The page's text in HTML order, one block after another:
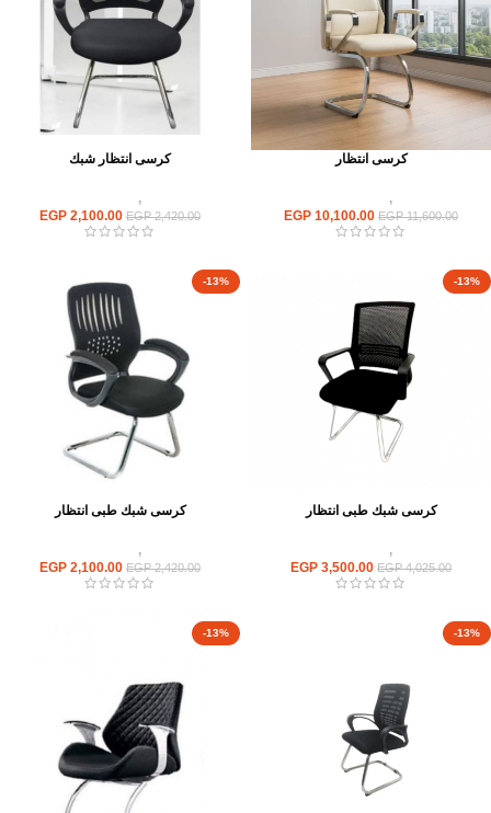
كرسى انتظار
,
EGP11,600.00
EGP 10,100.00
كرسى انتظار شبك
,
EGP2,420.00
EGP 2,100.00
-13%
كرسى شبك طبى انتظار
,
EGP4,025.00
EGP 3,500.00
-13%
كرسى شبك طبى انتظار
,
EGP2,420.00
EGP 2,100.00
-13%
-13%